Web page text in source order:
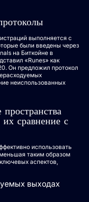
выполняется с
были введены через
на Биткойне в
«Runes» как
Он предложил протокол
неиспользованных
сравнение с
использовать
таким образом
аспектов,
выходах